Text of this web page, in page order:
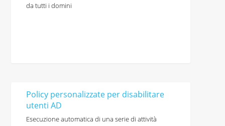
da tutti i domini
Policy personalizzate per disabilitare
utenti AD
Esecuzione automatica di una serie di attività